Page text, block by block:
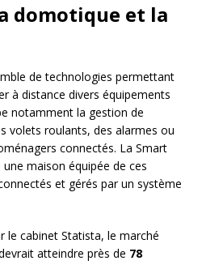
domotique et la
de technologies permettant
à distance divers équipements
notamment la gestion de
volets roulants, des alarmes ou
connectés. La Smart
maison équipée de ces
et gérés par un système
le cabinet Statista, le marché
atteindre près de 78